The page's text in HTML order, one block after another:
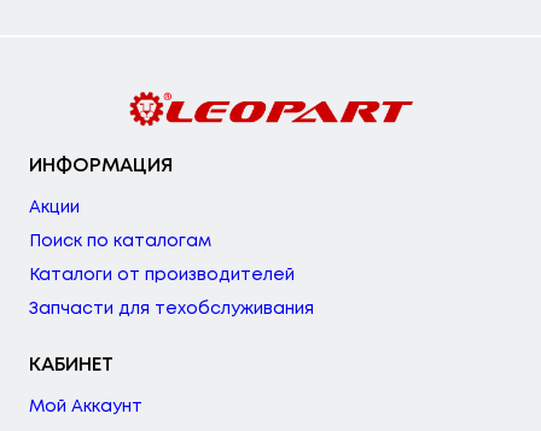
ИНФОРМАЦИЯ
Акции
Поиск по каталогам
Каталоги от производителей
Запчасти для техобслуживания
КАБИНЕТ
Мой Аккаунт